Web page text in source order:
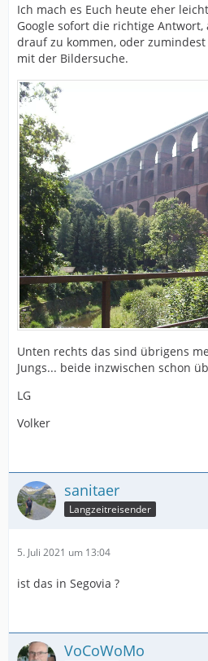
Ich mach es Euch heute eher
Google sofort die richtige
drauf zu kommen, oder
mit der Bildersuche.
Unten rechts das sind übrigens
Jungs... beide inzwischen schon
LG
Volker
sanitaer
Langzeitreisender
5. Juli 2021 um 13:04
ist das in Segovia ?
VoCoWoMo